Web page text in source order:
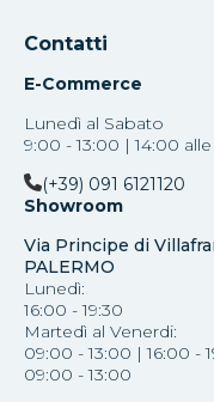
Contatti
E-Commerce
Lunedì al Sabato
9:00 - 13:00 | 14:00
(+39) 091 6121120
Showroom
Via Principe di
PALERMO
Lunedì:
16:00 - 19:30
Martedì al Venerdi:
09:00 - 13:00 | 16:00 -
09:00 - 13:00